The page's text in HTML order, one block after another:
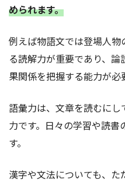
められます。
例えば物語文では登場人
る読解力が重要であり、
果関係を把握する能力が必
語彙力は、文章を読むに
力です。日々の学習や読
す。
漢字や文法についても、